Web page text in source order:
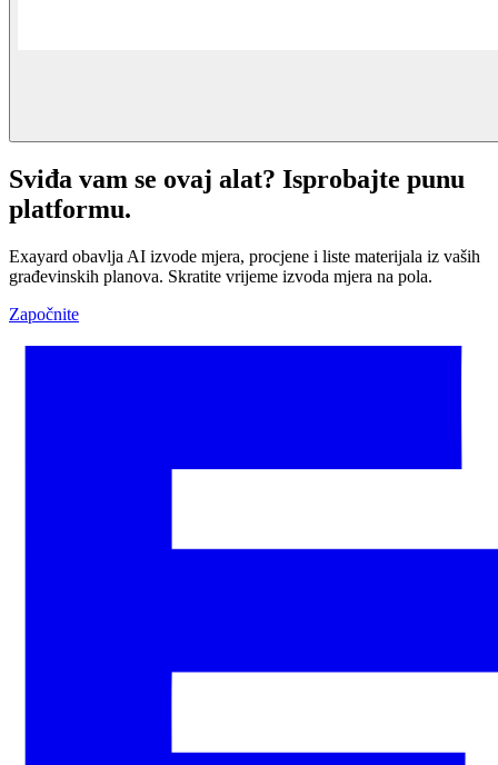
Sviđa vam se ovaj alat? Isprobajte punu
platformu.
Exayard obavlja AI izvode mjera, procjene i liste materijala iz vaših
građevinskih planova. Skratite vrijeme izvoda mjera na pola.
Započnite